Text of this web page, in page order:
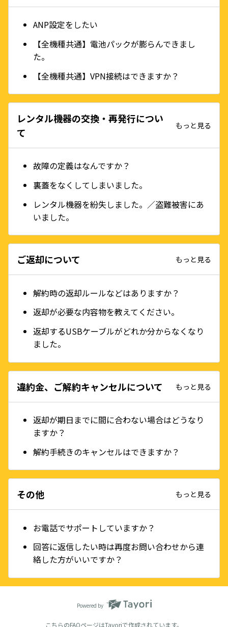
ANP設定をしたい
【全機種共通】電池パックが膨らんできまし
た。
【全機種共通】VPN接続はできますか？
レンタル機器の交換・再発行につい
て
もっと見る
故障の定義はなんですか？
裏蓋をなくしてしまいました。
レンタル機器を紛失しました。／盗難被害にあ
いました。
ご返却について もっと見る
解約時の返却ルールなどはありますか？
返却が必要な内容物を教えてください。
返却するUSBケーブルがどれか分からなくなり
ました。
違約金、ご解約キャンセルについて もっと見る
返却が期日までに間に合わない場合はどうなり
ますか？
解約手続きのキャンセルはできますか？
その他 もっと見る
お電話でサポートしていますか？
回答に返信したい時は再度お問い合わせから連
絡した方がいいですか？
Powered by
こちらのFAQページはTayoriで作成されています。